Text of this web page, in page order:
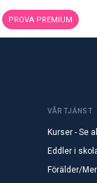
PROVA PREMIUM
VÅR TJÄNST
Kurser - Se
Eddler i
Förälder/